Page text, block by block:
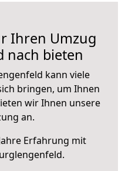
Ihren Umzug
nach bieten
kann viele
bringen, um Ihnen
wir Ihnen unsere
an.
Erfahrung mit
.